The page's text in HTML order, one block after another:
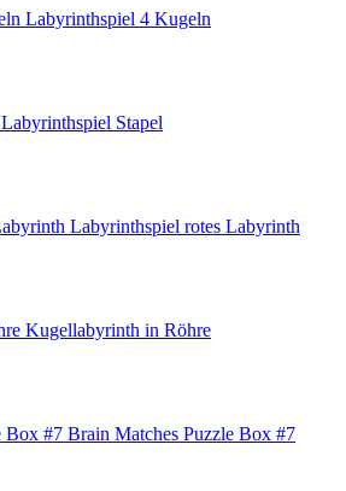
Labyrinthspiel 4 Kugeln
Labyrinthspiel Stapel
Labyrinthspiel rotes Labyrinth
Kugellabyrinth in Röhre
Brain Matches Puzzle Box #7